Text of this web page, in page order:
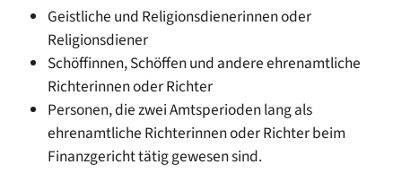
Geistliche und Religionsdienerinnen oder
Religionsdiener
Schöffinnen, Schöffen und andere ehrenamtliche
Richterinnen oder Richter
Personen, die zwei Amtsperioden lang als
ehrenamtliche Richterinnen oder Richter beim
Finanzgericht tätig gewesen sind.